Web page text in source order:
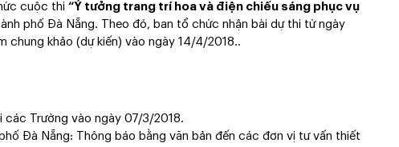
cuộc thi “Ý tưởng trang trí hoa và điện chiếu sáng phục vụ
phố Đà Nẵng. Theo đó, ban tổ chức nhận bài dự thi từ ngày
chung khảo (dự kiến) vào ngày 14/4/2018..
Trường vào ngày 07/3/2018.
Đà Nẵng: Thông báo bằng văn bản đến các đơn vị tư vấn thiết